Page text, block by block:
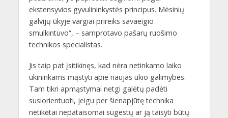
ekstensyvios gyvulininkystės principus. Mėsinių
galvijų ūkyje vargiai prireiks savaeigio
smulkintuvo“, – samprotavo pašarų ruošimo
technikos specialistas.
Jis taip pat įsitikinęs, kad nėra netinkamo laiko
ūkininkams mąstyti apie naujas ūkio galimybes.
Tam tikri apmąstymai netgi galėtų padėti
susiorientuoti, jeigu per šienapjūtę technika
netikėtai nepataisomai sugestų ar ją taisyti būtų